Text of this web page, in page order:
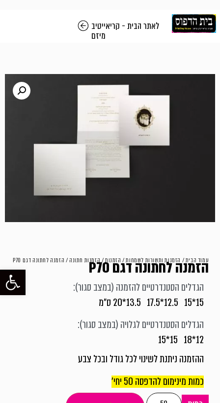
פתח
לאתר הבית - קריאייטיב
מיזם
הזמנה לחתונה דגם P70
הגדלים הסטנדרטיים להזמנה (במצב סגור):
15*15 12.5*17.5 13.5*20 ס"מ
הגדלים הסטנדרטיים לגלויה (במצב סגור):
12*18 15*15
ההזמנה ניתנת לשינוי לכל גודל ובכל צבע
כמות מינימום להדפסה 50 יחי'
עמוד הבית/ הזמנות ותשורות לשמחות/ הזמנות/הזמנות חתונה/ הזמנה לחתונה דגם P70